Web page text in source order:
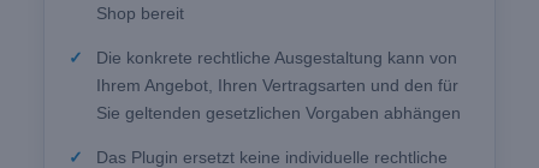
Shop bereit
Die konkrete rechtliche Ausgestaltung kann von
Ihrem Angebot, Ihren Vertragsarten und den für
Sie geltenden gesetzlichen Vorgaben abhängen
Das Plugin ersetzt keine individuelle rechtliche